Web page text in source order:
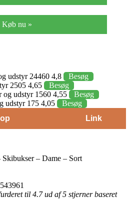
Køb nu »
udstyr 24460 4,8
Besøg
2505 4,65
Besøg
og udstyr 1560 4,55
Besøg
udstyr 175 4,05
Besøg
Link
Skibukser – Dame – Sort
til 4.7 ud af 5 stjerner baseret